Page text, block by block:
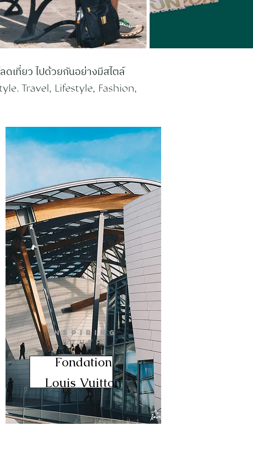
ดเที่ยว ไปด้วยกันอย่างมีสไตล์
Travel, Lifestyle, Fashion,
INSPIRING
STUFF
Fondation
Louis Vuitton